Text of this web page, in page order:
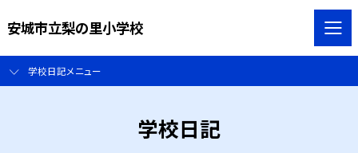
安城市立梨の里小学校
学校日記メニュー
学校日記